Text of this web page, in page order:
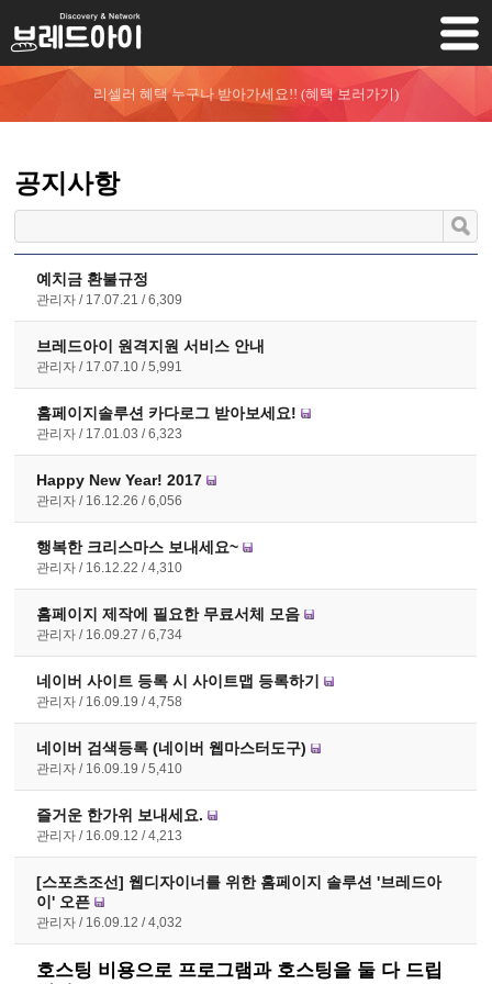
리셀러 혜택 누구나 받아가세요!! (혜택 보러가기)
공지사항
예치금 환불규정
관리자 17.07.21 6,309
브레드아이 원격지원 서비스 안내
관리자 17.07.10 5,991
홈페이지솔루션 카다로그 받아보세요!
관리자 17.01.03 6,323
Happy New Year! 2017
관리자 16.12.26 6,056
행복한 크리스마스 보내세요~
관리자 16.12.22 4,310
홈페이지 제작에 필요한 무료서체 모음
관리자 16.09.27 6,734
네이버 사이트 등록 시 사이트맵 등록하기
관리자 16.09.19 4,758
네이버 검색등록 (네이버 웹마스터도구)
관리자 16.09.19 5,410
즐거운 한가위 보내세요.
관리자 16.09.12 4,213
[스포츠조선] 웹디자이너를 위한 홈페이지 솔루션 '브레드아
이' 오픈
관리자 16.09.12 4,032
호스팅 비용으로 프로그램과 호스팅을 둘 다 드립